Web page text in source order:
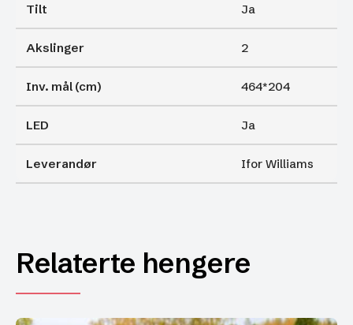
Tilt Ja
Akslinger 2
Inv. mål (cm) 464*204
LED Ja
Leverandør Ifor Williams
Relaterte hengere